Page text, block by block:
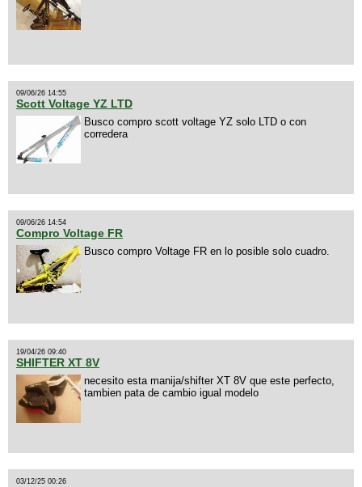
09/06/26 14:55
Scott Voltage YZ LTD
Busco compro scott voltage YZ solo LTD o con
corredera
09/06/26 14:54
Compro Voltage FR
Busco compro Voltage FR en lo posible solo cuadro.
19/04/26 09:40
SHIFTER XT 8V
necesito esta manija/shifter XT 8V que este perfecto,
tambien pata de cambio igual modelo
03/12/25 00:26